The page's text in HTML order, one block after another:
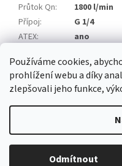
Používáme cookies,
prohlížení webu a díky
zlepšovali jeho funkce,
Odmítnout
Průtok Qn:
1800 l/min
Přípoj:
G 1/4
ATEX:
ano
Copyright 2026
Upravit